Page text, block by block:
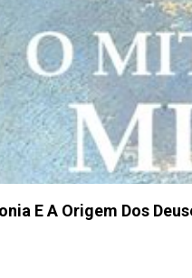
E A Origem Dos